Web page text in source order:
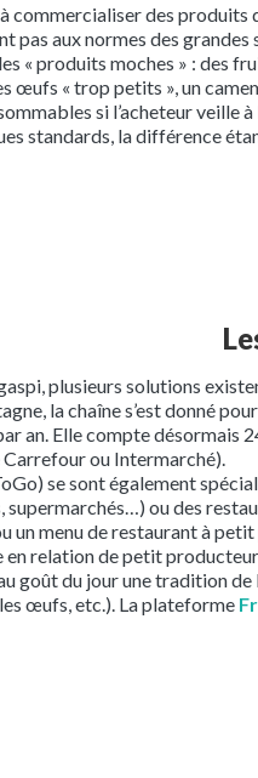
commercialiser des
pas aux normes des
« produits moches » : des
œufs « trop petits », un
si l’acheteur veille
standards, la différence
plusieurs solutions
la chaîne s’est donné
an. Elle compte désormais
ou Intermarché).
se sont également
ou des
un menu de restaurant à
en relation de petit
goût du jour une tradition
œufs, etc.). La plateforme